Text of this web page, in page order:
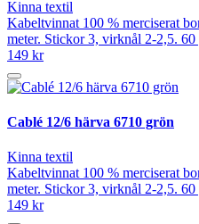
Kinna textil
Kabeltvinnat 100 % merciserat
meter. Stickor 3, virknål 2-2,5. 60
149 kr
Cablé 12/6 härva 6710 grön
Kinna textil
Kabeltvinnat 100 % merciserat
meter. Stickor 3, virknål 2-2,5. 60
149 kr